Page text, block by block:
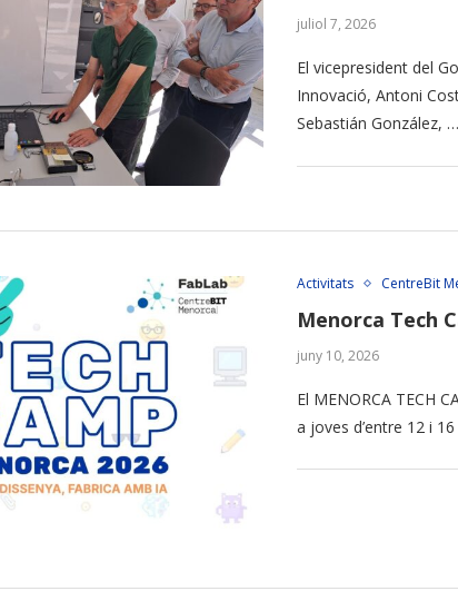
juliol 7, 2026
El vicepresident del
Innovació, Antoni
Sebastián González, …
Activitats CentreBit
Menorca Tech
juny 10, 2026
El MENORCA TECH
a joves d’entre 12 i